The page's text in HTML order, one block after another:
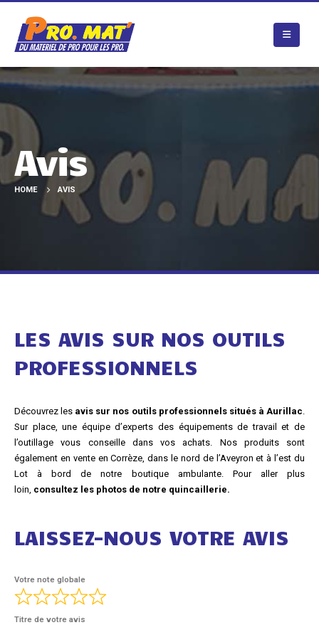
Avis
HOME AVIS
LES AVIS SUR NOS OUTILS
PROFESSIONNELS
Découvrez les avis sur nos outils professionnels situés à Aurillac.
Sur place, une équipe d’experts des équipements de travail et de
l’outillage vous conseille dans vos achats. Nos produits sont
également en vente en Corrèze, dans le nord de l’Aveyron et à l’est du
Lot à bord de notre boutique ambulante. Pour aller plus
loin, consultez les photos de notre quincaillerie.
LAISSEZ-NOUS VOTRE AVIS
Votre note globale
Titre de votre avis